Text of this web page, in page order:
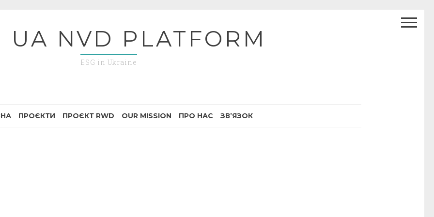
UA NVD PLATFORM
ESG in Ukraine
ПРОЄКТИ ПРОЄКТ RWD OUR MISSION ПРО НАС ЗВ’ЯЗОК